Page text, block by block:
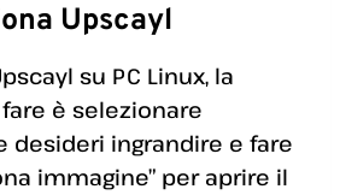
Upscayl
su PC Linux, la
è selezionare
desideri ingrandire e fare
immagine” per aprire il